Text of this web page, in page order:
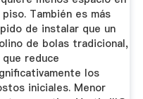
piso. También es más
de instalar que un
de bolas tradicional,
que reduce
los
iniciales. Menor